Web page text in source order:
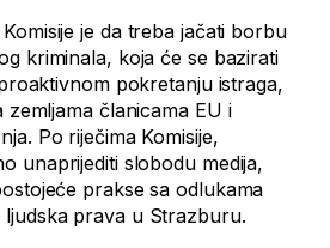
je da treba jačati borbu
kriminala, koja će se bazirati
pokretanju istraga,
zemljama članicama EU i
Po riječima Komisije,
unaprijediti slobodu medija,
prakse sa odlukama
ljudska prava u Strazburu.